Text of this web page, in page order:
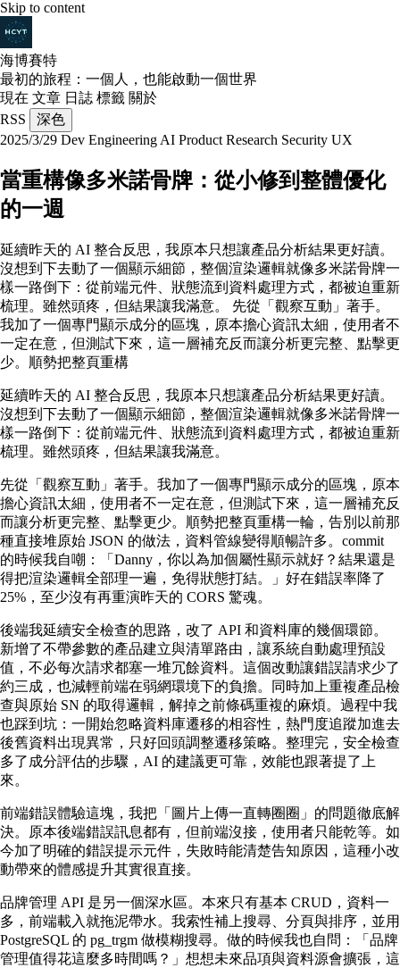
Skip to content
海博賽特
最初的旅程：一個人，也能啟動一個世界
現在 文章 日誌 標籤 關於
RSS
深色
2025/3/29 Dev Engineering AI Product Research Security UX
當重構像多米諾骨牌：從小修到整體優化
的一週
延續昨天的 AI 整合反思，我原本只想讓產品分析結果更好讀。
沒想到下去動了一個顯示細節，整個渲染邏輯就像多米諾骨牌一
樣一路倒下：從前端元件、狀態流到資料處理方式，都被迫重新
梳理。雖然頭疼，但結果讓我滿意。 先從「觀察互動」著手。
我加了一個專門顯示成分的區塊，原本擔心資訊太細，使用者不
一定在意，但測試下來，這一層補充反而讓分析更完整、點擊更
少。順勢把整頁重構
延續昨天的 AI 整合反思，我原本只想讓產品分析結果更好讀。
沒想到下去動了一個顯示細節，整個渲染邏輯就像多米諾骨牌一
樣一路倒下：從前端元件、狀態流到資料處理方式，都被迫重新
梳理。雖然頭疼，但結果讓我滿意。
先從「觀察互動」著手。我加了一個專門顯示成分的區塊，原本
擔心資訊太細，使用者不一定在意，但測試下來，這一層補充反
而讓分析更完整、點擊更少。順勢把整頁重構一輪，告別以前那
種直接堆原始 JSON 的做法，資料管線變得順暢許多。commit
的時候我自嘲：「Danny，你以為加個屬性顯示就好？結果還是
得把渲染邏輯全部理一遍，免得狀態打結。」好在錯誤率降了
25%，至少沒有再重演昨天的 CORS 驚魂。
後端我延續安全檢查的思路，改了 API 和資料庫的幾個環節。
新增了不帶參數的產品建立與清單路由，讓系統自動處理預設
值，不必每次請求都塞一堆冗餘資料。這個改動讓錯誤請求少了
約三成，也減輕前端在弱網環境下的負擔。同時加上重複產品檢
查與原始 SN 的取得邏輯，解掉之前條碼重複的麻煩。過程中我
也踩到坑：一開始忽略資料庫遷移的相容性，熱門度追蹤加進去
後舊資料出現異常，只好回頭調整遷移策略。整理完，安全檢查
多了成分評估的步驟，AI 的建議更可靠，效能也跟著提了上
來。
前端錯誤體驗這塊，我把「圖片上傳一直轉圈圈」的問題徹底解
決。原本後端錯誤訊息都有，但前端沒接，使用者只能乾等。如
今加了明確的錯誤提示元件，失敗時能清楚告知原因，這種小改
動帶來的體感提升其實很直接。
品牌管理 API 是另一個深水區。本來只有基本 CRUD，資料一
多，前端載入就拖泥帶水。我索性補上搜尋、分頁與排序，並用
PostgreSQL 的 pg_trgm 做模糊搜尋。做的時候我也自問：「品牌
管理值得花這麼多時間嗎？」想想未來品項與資料源會擴張，這